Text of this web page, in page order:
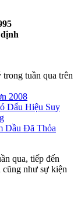
tuần qua trên
2008
Dấu Hiệu Suy
Dầu Đã Thỏa
qua, tiếp đến
như sự kiện